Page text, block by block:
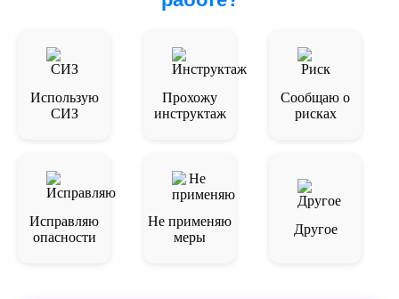
Использую
СИЗ
Прохожу
инструктаж
Сообщаю о
рисках
Исправляю
опасности
Не применяю
меры
Другое